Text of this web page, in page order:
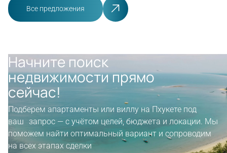
Все предложения
Начните поиск
недвижимости прямо
сейчас!
Подберем апартаменты или виллу на Пхукете под
ваш запрос — с учётом целей, бюджета и локации. Мы
поможем найти оптимальный вариант и сопроводим
на всех этапах сделки